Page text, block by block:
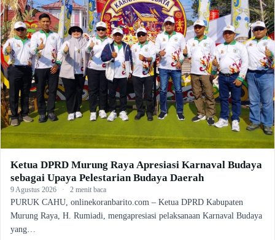
Ketua DPRD Murung Raya Apresiasi Karnaval Budaya
sebagai Upaya Pelestarian Budaya Daerah
9 Agustus 2026 · 2 menit baca
PURUK CAHU, onlinekoranbarito.com – Ketua DPRD Kabupaten
Murung Raya, H. Rumiadi, mengapresiasi pelaksanaan Karnaval Budaya
yang…